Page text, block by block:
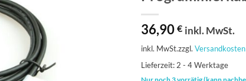
36,90 € inkl. MwSt.
inkl. MwSt.zzgl. Versandkosten
Lieferzeit: 2 - 4 Werktage
Nur noch 3 vorrätig (kann